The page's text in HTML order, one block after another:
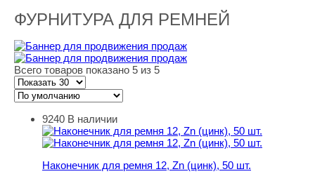
ФУРНИТУРА ДЛЯ РЕМНЕЙ
Всего товаров показано 5 из 5
Наконечник для ремня 12, Zn (цинк), 50 шт.
9240 В наличии
Наконечник для ремня 12, Zn (цинк), 50 шт.